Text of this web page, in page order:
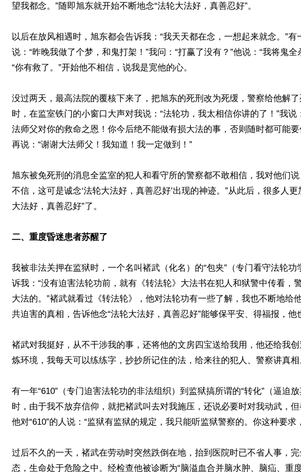
望我都念。”随即旭东就开始不断地念“法轮大法好，真善忍好”。
以后在放风相遇时，旭东都会告诉我：“我天天都在念，一想起来就念。”有
说：“昨晚我做了个梦，和鬼打架！”我问：“打赢了没有？”他说：“我将鬼全
“你有救了。”开始他不相信，说我是宽他的心。
没过两天，最高法院的覆核下来了，把旭东的死刑改为死缓，警察给他解
时，在监室铁门的小窗口大声对我说：“法轮功，我太相信你讲的了！”我说
法师父对你的救命之恩！你今后绝不能做有损大法的事，否则随时都可能要
再说：“谢谢大法师父！我知道！我一定做到！”
旭东被免死刑的消息全监室的犯人和看守所的警察都不敢相信，我对他们说
不信，这可是诚念‘法轮大法好，真善忍好’出现的神迹。”从此后，很多人更
大法好，真善忍好”了。
二、重度昏迷患者苏醒了
我被非法关押在监狱时，一个名叫褚武（化名）的“包夹”（专门看守法轮功
诉我：“没有迫害法轮功前，就有《转法轮》大法书在犯人和狱警中传看，
大法的。”褚武就看过《转法轮》，他对法轮功有一些了解，我也不断地给
共迫害的真相，告诉他念“法轮大法好，真善忍好”能够保平安、得福报，他
褚武对我挺好，从不干涉我的事，还将他的文房四宝送给我用，他还给我
炼环境，我每天可以练练字，抄抄所记住的法，给来往的犯人、警察讲真相
有一年“610”（专门迫害法轮功的非法组织）到监狱搞所谓的“转化”（逼迫放
时，由于我不放弃信仰，就把褚武叫去对我施压，还说必要时对我动武，但
他对“610”的人说：“监狱有监狱的规定，我只能听监狱警察的。你这种要求
过后不久的一天，褚武在劳动时突然跌倒在地，抬到医院时已不省人事，
态，生命处于危险之中。经检查他被诊断为“脑溢血合并脑水肿、脑疝、重